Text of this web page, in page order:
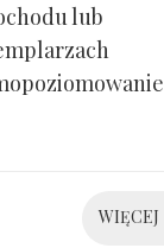
lub
WIĘCEJ